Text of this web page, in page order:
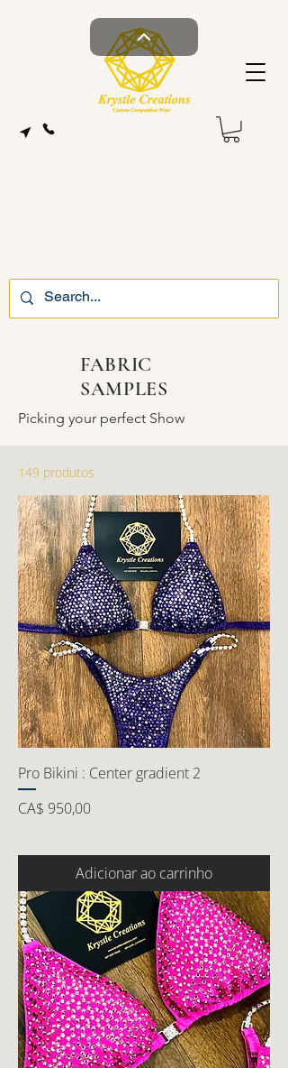
FABRIC
SAMPLES
Picking your perfect Show
149 produtos
Pro Bikini : Center gradient 2
Preço
CA$ 950,00
Adicionar ao carrinho